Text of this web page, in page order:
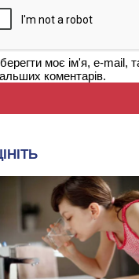
моє ім'я, e-mail,
коментарів.